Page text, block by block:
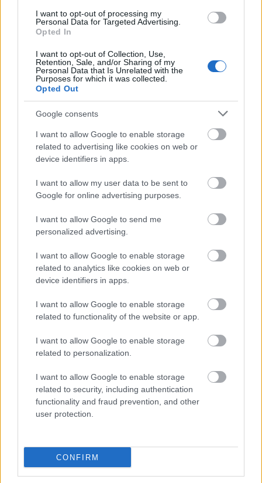
I want to opt-out of processing my
Personal Data for Targeted Advertising.
Opted In
I want to opt-out of Collection, Use,
Retention, Sale, and/or Sharing of my
Personal Data that Is Unrelated with the
Purposes for which it was collected.
Opted Out
Google consents
I want to allow Google to enable storage
related to advertising like cookies on web or
device identifiers in apps.
I want to allow my user data to be sent to
Google for online advertising purposes.
I want to allow Google to send me
personalized advertising.
I want to allow Google to enable storage
related to analytics like cookies on web or
device identifiers in apps.
I want to allow Google to enable storage
related to functionality of the website or app.
I want to allow Google to enable storage
related to personalization.
I want to allow Google to enable storage
related to security, including authentication
functionality and fraud prevention, and other
user protection.
CONFIRM
nyúlni, amelynek hatásairaJELENLEG
legnagyobb szüksége van. Azért volt fontos kiemelni
fentebb is írtam, hangulatunk és életkörülményeink
napról napra változnak. Magamat megfigyelve azt
tapasztaltam, hogy ha megyek valahová, ösztönösen
ahhoz az ékszerhez nyúlok, amely aznap a
legpozitívabban hat majd rám. Tehát nem válogatok
magához vonz az adott kristály rezgése.
Nem kell tehát túlbonyolítani az ásvány
kiválasztását, nyugodtan hagyatkozzunk
ösztöneinkre, megérzéseinkre, mert ekkor születnek
a legjobb döntések. A személyes ásvány
kiválasztását véleményem szerint nem lehet
és én szeretem őket, de Te félsz tőlük, akkor más-
más érzéseket vált ki belőlünk, tehát nem gondolom,
hogy ugyanazt jelképezi Számodra, mint számomra.